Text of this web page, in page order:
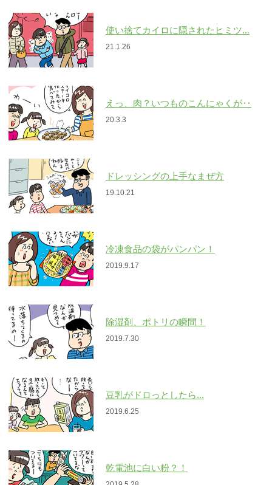
使い捨てカイロに隠されたヒミツ...
21.1.26
えっ、肉？いつものこんにゃくが‥
20.3.3
ドレッシングの上手なまぜ方
19.10.21
冷凍食品の袋がパンパン！
2019.9.17
除湿剤、ポトリの瞬間！
2019.7.30
豆乳がドロっとしたら...
2019.6.25
乾電池に白い粉？！